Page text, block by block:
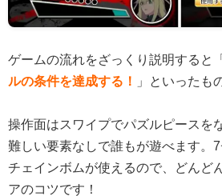
ゲームの流れをざっくり説明すると「
ルの条件を達成する！
」といったも
操作面はスワイプでパズルピースを
難しい要素なしで誰もが遊べます。
チェインボムが使えるので、どんど
アのコツです！